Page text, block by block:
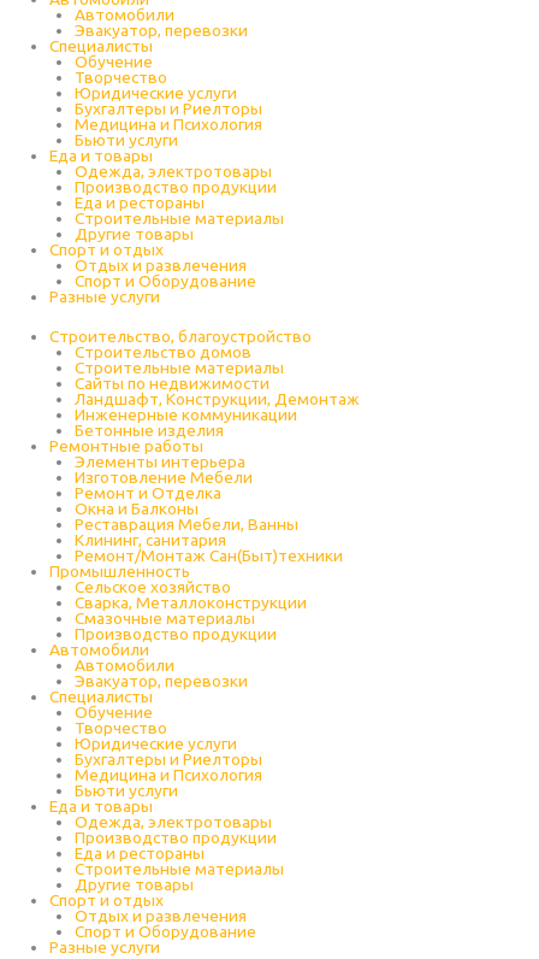
Автомобили
Эвакуатор, перевозки
Специалисты
Обучение
Творчество
Юридические услуги
Бухгалтеры и Риелторы
Медицина и Психология
Бьюти услуги
Еда и товары
Одежда, электротовары
Производство продукции
Еда и рестораны
Строительные материалы
Другие товары
Спорт и отдых
Отдых и развлечения
Спорт и Оборудование
Разные услуги
Строительство, благоустройство
Строительство домов
Строительные материалы
Сайты по недвижимости
Ландшафт, Конструкции, Демонтаж
Инженерные коммуникации
Бетонные изделия
Ремонтные работы
Элементы интерьера
Изготовление Мебели
Ремонт и Отделка
Окна и Балконы
Реставрация Мебели, Ванны
Клининг, санитария
Ремонт/Монтаж Сан(Быт)техники
Промышленность
Cельское хозяйство
Сварка, Металлоконструкции
Cмазочные материалы
Производство продукции
Автомобили
Автомобили
Эвакуатор, перевозки
Специалисты
Обучение
Творчество
Юридические услуги
Бухгалтеры и Риелторы
Медицина и Психология
Бьюти услуги
Еда и товары
Одежда, электротовары
Производство продукции
Еда и рестораны
Строительные материалы
Другие товары
Спорт и отдых
Отдых и развлечения
Спорт и Оборудование
Разные услуги